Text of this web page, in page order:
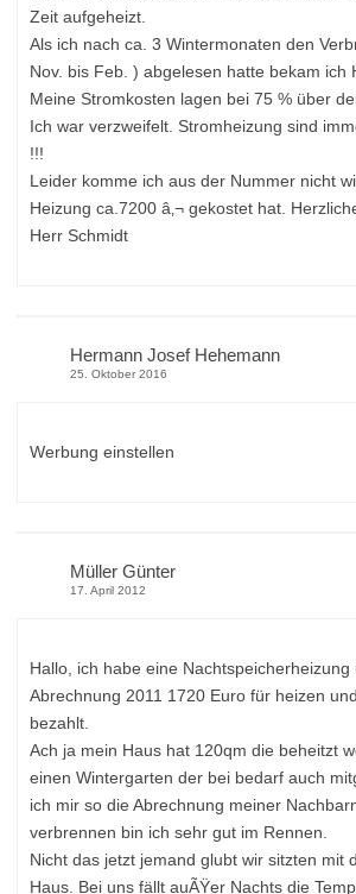
Zeit aufgeheizt.
Als ich nach ca. 3 Wintermonaten den
Nov. bis Feb. ) abgelesen hatte bekam ich
Meine Stromkosten lagen bei 75 % über
Ich war verzweifelt. Stromheizung sind
!!!
Leider komme ich aus der Nummer nicht
Heizung ca.7200 â‚¬ gekostet hat.
Herr Schmidt
Hermann Josef Hehemann
25. Oktober 2016
Werbung einstellen
Müller Günter
17. April 2012
Hallo, ich habe eine
Abrechnung 2011 1720 Euro für heizen
bezahlt.
Ach ja mein Haus hat 120qm die beheitzt
einen Wintergarten der bei bedarf auch
ich mir so die Abrechnung meiner
verbrennen bin ich sehr gut im Rennen.
Nicht das jetzt jemand glubt wir sitzten mit
Haus. Bei uns fällt auÃŸer Nachts die